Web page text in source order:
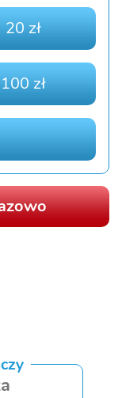
20 zł
100 zł